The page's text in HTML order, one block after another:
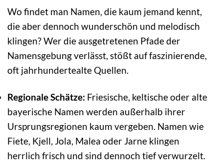
Wo findet man Namen, die kaum jemand kennt,
die aber dennoch wunderschön und melodisch
klingen? Wer die ausgetretenen Pfade der
Namensgebung verlässt, stößt auf faszinierende,
oft jahrhundertealte Quellen.
Regionale Schätze: Friesische, keltische oder alte
bayerische Namen werden außerhalb ihrer
Ursprungsregionen kaum vergeben. Namen wie
Fiete, Kjell, Jola, Malea oder Jarne klingen
herrlich frisch und sind dennoch tief verwurzelt.